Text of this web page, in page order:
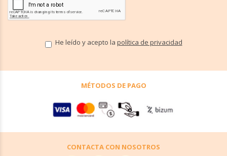
He leído y acepto la política de privacidad
MÉTODOS DE PAGO
CONTACTA CON NOSOTROS